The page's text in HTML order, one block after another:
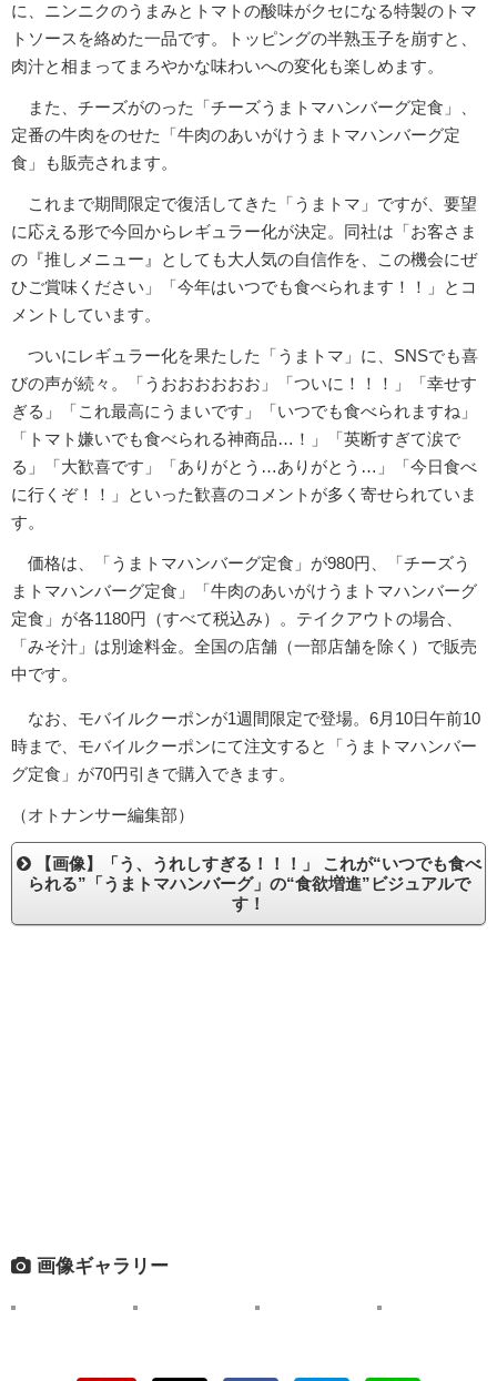
に、ニンニクのうまみとトマトの酸味がクセになる特製のトマ
トソースを絡めた一品です。トッピングの半熟玉子を崩すと、
肉汁と相まってまろやかな味わいへの変化も楽しめます。
また、チーズがのった「チーズうまトマハンバーグ定食」、
定番の牛肉をのせた「牛肉のあいがけうまトマハンバーグ定
食」も販売されます。
これまで期間限定で復活してきた「うまトマ」ですが、要望
に応える形で今回からレギュラー化が決定。同社は「お客さま
の『推しメニュー』としても大人気の自信作を、この機会にぜ
ひご賞味ください」「今年はいつでも食べられます！！」とコ
メントしています。
ついにレギュラー化を果たした「うまトマ」に、SNSでも喜
びの声が続々。「うおおおおおお」「ついに！！！」「幸せす
ぎる」「これ最高にうまいです」「いつでも食べられますね」
「トマト嫌いでも食べられる神商品…！」「英断すぎて涙で
る」「大歓喜です」「ありがとう…ありがとう…」「今日食べ
に行くぞ！！」といった歓喜のコメントが多く寄せられていま
す。
価格は、「うまトマハンバーグ定食」が980円、「チーズう
まトマハンバーグ定食」「牛肉のあいがけうまトマハンバーグ
定食」が各1180円（すべて税込み）。テイクアウトの場合、
「みそ汁」は別途料金。全国の店舗（一部店舗を除く）で販売
中です。
なお、モバイルクーポンが1週間限定で登場。6月10日午前10
時まで、モバイルクーポンにて注文すると「うまトマハンバー
グ定食」が70円引きで購入できます。
（オトナンサー編集部）
【画像】「う、うれしすぎる！！！」 これが“いつでも食べ
られる”「うまトマハンバーグ」の“食欲増進”ビジュアルで
す！
画像ギャラリー